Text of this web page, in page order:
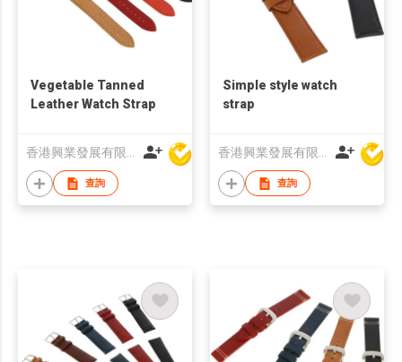
Vegetable Tanned
Leather Watch Strap
查詢
Simple style watch
strap
查詢